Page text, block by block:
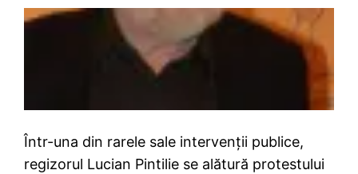
Într-una din rarele sale intervenţii publice,
regizorul Lucian Pintilie se alătură protestului